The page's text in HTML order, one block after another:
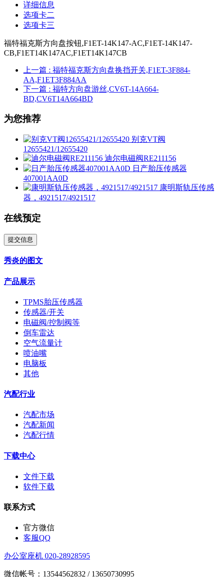
详细信息
选项卡二
选项卡三
福特福克斯方向盘按钮,F1ET-14K147-AC,F1ET-14K147-
CB,F1ET14K147AC,F1ET14K147CB
上一篇 : 福特福克斯方向盘换挡开关,F1ET-3F884-
AA,F1ET3F884AA
下一篇 : 福特方向盘游丝,CV6T-14A664-
BD,CV6T14A664BD
为您推荐
别克VT阀
12655421/12655420
迪尔电磁阀RE211156
日产胎压传感器
407001AA0D
康明斯轨压传感
器，4921517/4921517
在线预定
提交信息
秀炎的图文
产品展示
TPMS胎压传感器
传感器/开关
电磁阀/控制阀等
倒车雷达
空气流量计
喷油嘴
电脑板
其他
汽配行业
汽配市场
汽配新闻
汽配行情
下载中心
文件下载
软件下载
联系方式
官方微信
客服QQ
办公室座机 020-28928595
微信帐号：13544562832 / 13650730995